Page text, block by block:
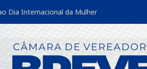
Dia Internacional da Mulher